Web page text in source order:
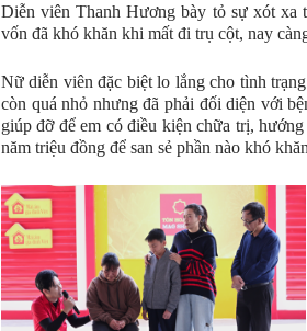
Diễn viên Thanh Hương bày tỏ sự xót xa
vốn đã khó khăn khi mất đi trụ cột, nay
Nữ diễn viên đặc biệt lo lắng cho tình
còn quá nhỏ nhưng đã phải đối diện với
giúp đỡ để em có điều kiện chữa trị,
năm triệu đồng để san sẻ phần nào khó